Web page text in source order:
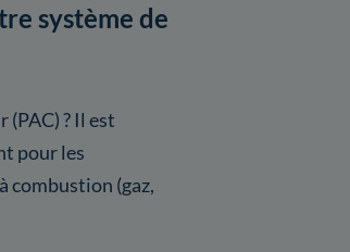
système de
(PAC) ? Il est
pour les
combustion (gaz,